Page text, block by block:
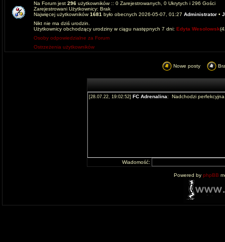
Na Forum jest 296 użytkowników :: 0 Zarejestrowanych, 0 Ukrytych i 296 Gości
Zarejestrowani Użytkownicy: Brak
Najwięcej użytkowników1681 było obecnych 2026-05-07, 01:27 Administrator •
Nikt nie ma dziś urodzin.
Użytkownicy obchodzący urodziny w ciągu następnych 7 dni: Edyta Wesolowsk
Osoby odpowiedzialne za Forum
Ostrzeżenia użytkowników
Nowe posty
Wiadomość:
Powered by phpBB